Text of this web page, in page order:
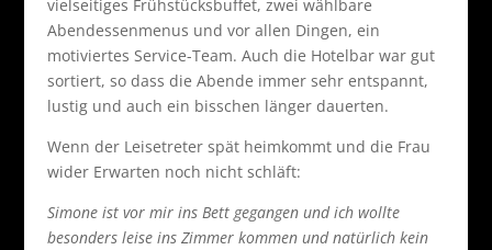
vielseitiges Frühstücksbuffet, zwei wählbare
Abendessenmenus und vor allen Dingen, ein
motiviertes Service-Team. Auch die Hotelbar war gut
sortiert, so dass die Abende immer sehr entspannt,
lustig und auch ein bisschen länger dauerten.
Wenn der Leisetreter spät heimkommt und die Frau
wider Erwarten noch nicht schläft:
Simone ist vor mir ins Bett gegangen und ich wollte
besonders leise ins Zimmer kommen und natürlich kein